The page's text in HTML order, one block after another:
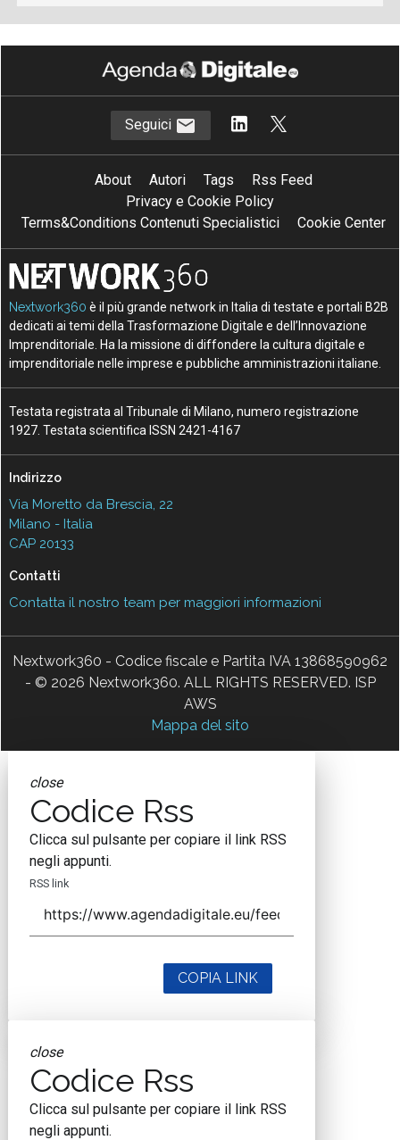
Seguici
About Autori Tags
Rss Feed
Privacy e Cookie Policy
Terms&Conditions Contenuti Specialistici
Cookie Center
Nextwork360 è il più grande network in Italia di testate e portali B2B
dedicati ai temi della Trasformazione Digitale e dell’Innovazione
Imprenditoriale. Ha la missione di diffondere la cultura digitale e
imprenditoriale nelle imprese e pubbliche amministrazioni italiane.
Testata registrata al Tribunale di Milano, numero registrazione
1927. Testata scientifica ISSN 2421-4167
Indirizzo
Via Moretto da Brescia, 22
Milano - Italia
CAP 20133
Contatti
Contatta il nostro team per maggiori informazioni
Nextwork360 - Codice fiscale e Partita IVA 13868590962
- © 2026 Nextwork360. ALL RIGHTS RESERVED. ISP
AWS
Mappa del sito
close
Codice Rss
Clicca sul pulsante per copiare il link RSS
negli appunti.
RSS link
COPIA LINK
close
Codice Rss
Clicca sul pulsante per copiare il link RSS
negli appunti.